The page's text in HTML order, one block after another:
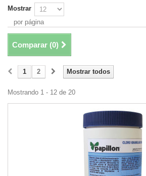
Mostrar
por página
Comparar (0)
Mostrar todos
1 2
Mostrando 1 - 12 de 20